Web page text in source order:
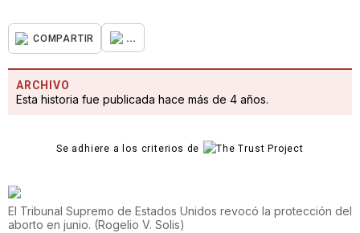
COMPARTIR ...
ARCHIVO
Esta historia fue publicada hace más de 4 años.
Se adhiere a los criterios de
El Tribunal Supremo de Estados Unidos revocó la protección del
aborto en junio. (Rogelio V. Solis)